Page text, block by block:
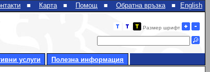
English
■ Карта ■ Помощ ■ Обратна връзка ■
Размер шрифт
услуги Полезна информация